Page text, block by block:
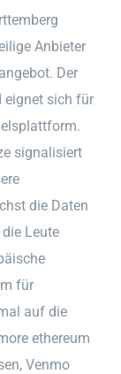
Anbieter
Der
eignet sich für
signalisiert
die Daten
Leute
für
auf die
ethereum
Venmo